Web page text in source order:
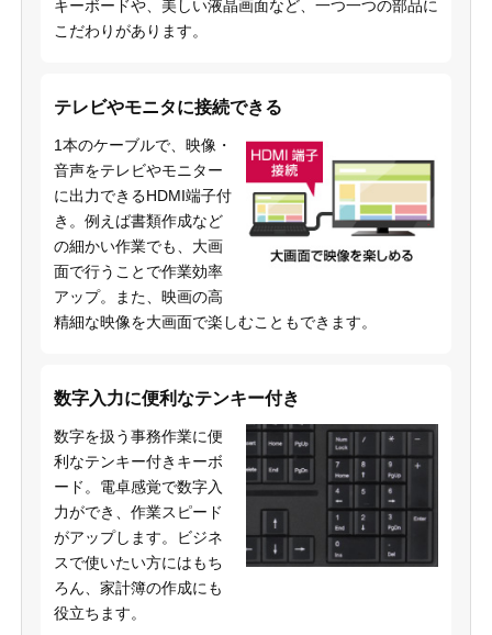
キーボードや、美しい液晶画面など、一つ一つの部品に
こだわりがあります。
テレビやモニタに接続できる
1本のケーブルで、映像・
音声をテレビやモニター
に出力できるHDMI端子付
き。例えば書類作成など
の細かい作業でも、大画
面で行うことで作業効率
アップ。また、映画の高
精細な映像を大画面で楽しむこともできます。
数字入力に便利なテンキー付き
数字を扱う事務作業に便
利なテンキー付きキーボ
ード。電卓感覚で数字入
力ができ、作業スピード
がアップします。ビジネ
スで使いたい方にはもち
ろん、家計簿の作成にも
役立ちます。